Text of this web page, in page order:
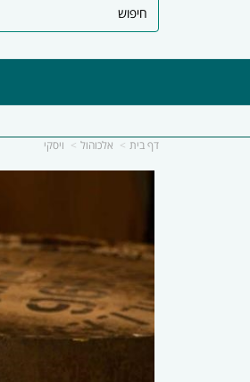
דף בית אלכוהול ויסקי